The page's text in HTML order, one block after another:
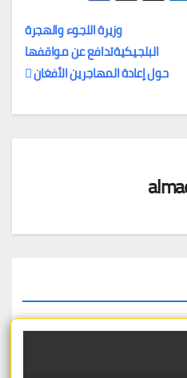
وزيرة اللجوء والهجرة
البلجيكيةتدافع عن مواقفها
حول إعادة المهاجرين الأفغان